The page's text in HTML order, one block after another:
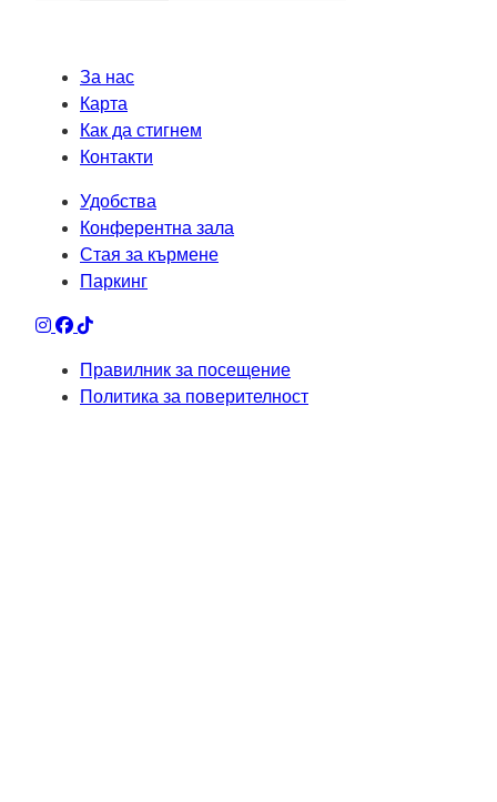
За нас
Карта
Как да стигнем
Контакти
Удобства
Конферентна зала
Стая за кърмене
Паркинг
Правилник за посещение
Политика за поверителност